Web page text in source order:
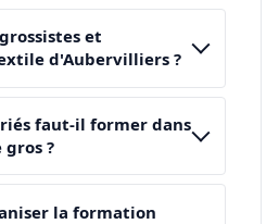
et
d'Aubervilliers ?
faut-il former dans
?
la formation